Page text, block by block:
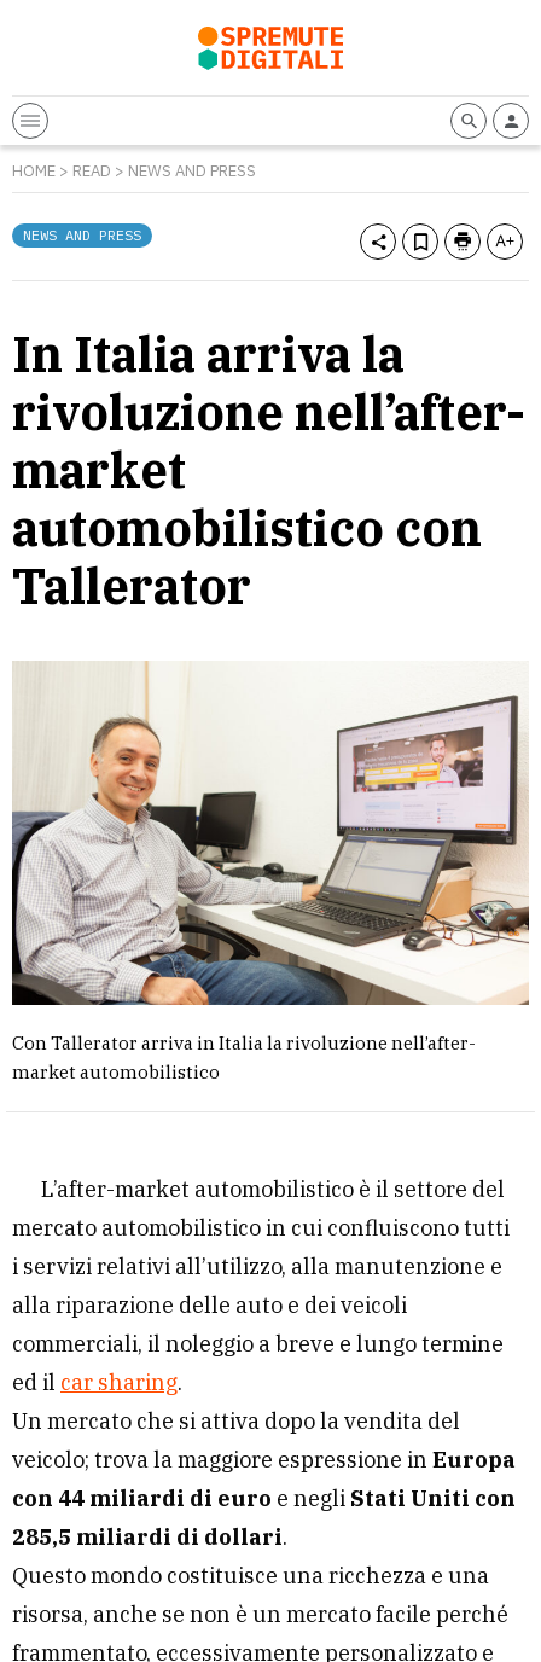
HOME > READ > NEWS AND PRESS
NEWS AND PRESS
In Italia arriva la
rivoluzione nell’after-
market
automobilistico con
Tallerator
Con Tallerator arriva in Italia la rivoluzione nell’after-
market automobilistico
L’after-market automobilistico è il settore del
mercato automobilistico in cui confluiscono tutti
i servizi relativi all’utilizzo, alla manutenzione e
alla riparazione delle auto e dei veicoli
commerciali, il noleggio a breve e lungo termine
ed il car sharing.
Un mercato che si attiva dopo la vendita del
veicolo; trova la maggiore espressione in Europa
con 44 miliardi di euro e negli Stati Uniti con
285,5 miliardi di dollari.
Questo mondo costituisce una ricchezza e una
risorsa, anche se non è un mercato facile perché
frammentato, eccessivamente personalizzato e